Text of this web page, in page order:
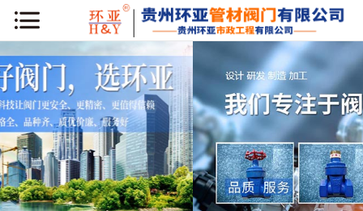
网站首页
公司简介
新闻动态
产品展示